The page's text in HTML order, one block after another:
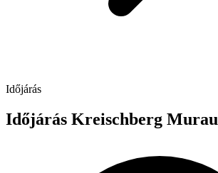
Időjárás
Időjárás Kreischberg Murau